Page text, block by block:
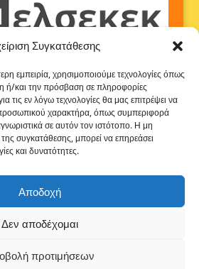
Συγκατάθεσης
εμπειρία, χρησιμοποιούμε τεχνολογίες όπως
ή/και την πρόσβαση σε πληροφορίες
τις εν λόγω τεχνολογίες θα μας επιτρέψει να
χαρακτήρα, όπως συμπεριφορά
σε αυτόν τον ιστότοπο. Η μη
συγκατάθεσης, μπορεί να επηρεάσει
και δυνατότητες.
Αποδοχή
Δεν αποδέχομαι
προτιμήσεων